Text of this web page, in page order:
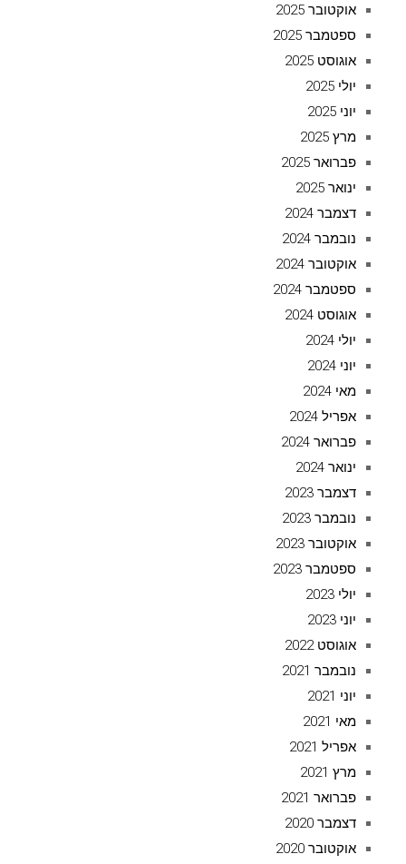
אוקטובר 2025
ספטמבר 2025
אוגוסט 2025
יולי 2025
יוני 2025
מרץ 2025
פברואר 2025
ינואר 2025
דצמבר 2024
נובמבר 2024
אוקטובר 2024
ספטמבר 2024
אוגוסט 2024
יולי 2024
יוני 2024
מאי 2024
אפריל 2024
פברואר 2024
ינואר 2024
דצמבר 2023
נובמבר 2023
אוקטובר 2023
ספטמבר 2023
יולי 2023
יוני 2023
אוגוסט 2022
נובמבר 2021
יוני 2021
מאי 2021
אפריל 2021
מרץ 2021
פברואר 2021
דצמבר 2020
אוקטובר 2020